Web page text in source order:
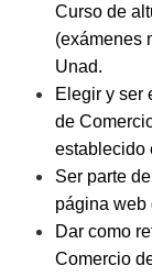
Curso de
(exámenes
Unad.
Elegir y ser
de
establecido
Ser parte
página web
Dar como
Comercio